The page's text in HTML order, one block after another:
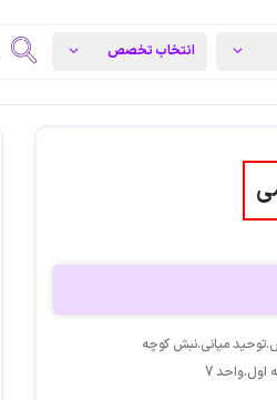
میانی.نبش کوچه